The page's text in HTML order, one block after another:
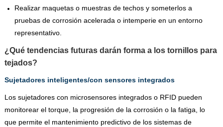
Realizar maquetas o muestras de techos y someterlos a
pruebas de corrosión acelerada o intemperie en un entorno
representativo.
¿Qué tendencias futuras darán forma a los tornillos para
tejados?
Sujetadores inteligentes/con sensores integrados
Los sujetadores con microsensores integrados o RFID pueden
monitorear el torque, la progresión de la corrosión o la fatiga, lo
que permite el mantenimiento predictivo de los sistemas de